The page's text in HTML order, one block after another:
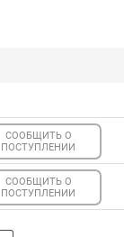
СООБЩИТЬ О
ПОСТУПЛЕНИИ
СООБЩИТЬ О
ПОСТУПЛЕНИИ